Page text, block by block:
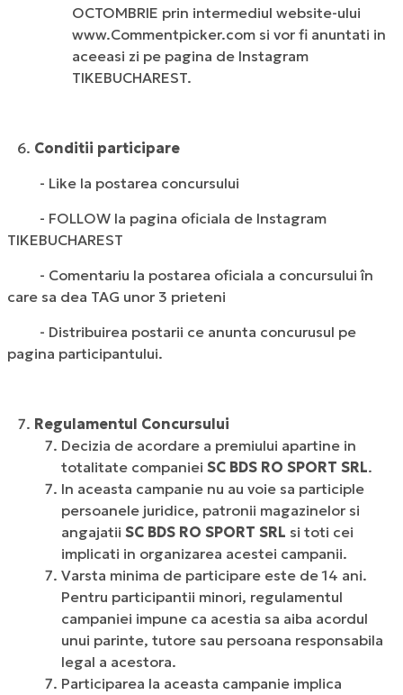
OCTOMBRIE prin intermediul website-ului
www.Commentpicker.com si vor fi anuntati in
aceeasi zi pe pagina de Instagram
TIKEBUCHAREST.
Conditii participare
- Like la postarea concursului
- FOLLOW la pagina oficiala de Instagram
TIKEBUCHAREST
- Comentariu la postarea oficiala a concursului în
care sa dea TAG unor 3 prieteni
- Distribuirea postarii ce anunta concurusul pe
pagina participantului.
Regulamentul Concursului
Decizia de acordare a premiului apartine in
totalitate companiei SC BDS RO SPORT SRL.
In aceasta campanie nu au voie sa participle
persoanele juridice, patronii magazinelor si
angajatii SC BDS RO SPORT SRL si toti cei
implicati in organizarea acestei campanii.
Varsta minima de participare este de 14 ani.
Pentru participantii minori, regulamentul
campaniei impune ca acestia sa aiba acordul
unui parinte, tutore sau persoana responsabila
legal a acestora.
Participarea la aceasta campanie implica